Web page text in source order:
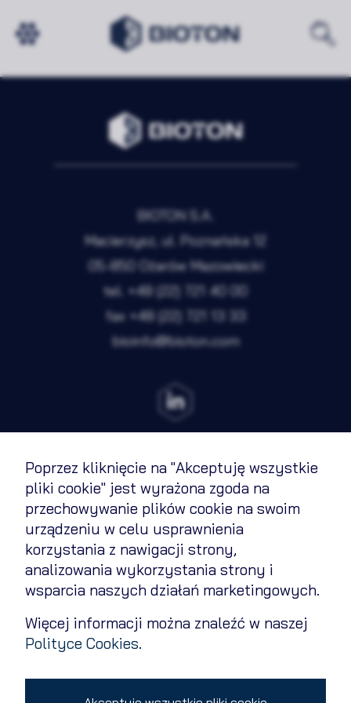
Poprzez kliknięcie na "Akceptuję wszystkie
pliki cookie" jest wyrażona zgoda na
przechowywanie plików cookie na swoim
urządzeniu w celu usprawnienia
korzystania z nawigacji strony,
analizowania wykorzystania strony i
wsparcia naszych działań marketingowych.
Więcej informacji można znaleźć w naszej
Polityce Cookies.
Analityka Nieaktywne
Marketing Nieaktywne
Zapisz wybrane i zamknij
Akceptuję wszystkie pliki cookie
NIC NIE ZNALEZIONO
BIOTON S.A.
Macierzysz, ul. Poznańska 12
05-850 Ożarów Mazowiecki
tel. +48 (22) 721 40 00
fax +48 (22) 721 13 33
bioinfo@bioton.com
Regulamin
Polityka cookies
Polityka prywatności
Kontakt
Zmień ustawienia cookies
Copyright 2026 © All rights reserved